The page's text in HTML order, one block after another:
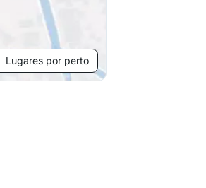
Lugares por perto